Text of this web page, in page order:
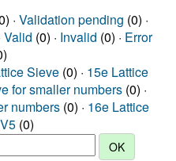
· Validation pending (0) ·
Valid (0) · Invalid (0) · Error
Sieve (0) · 15e Lattice
for smaller numbers (0) ·
numbers (0) · 16e Lattice
(0)